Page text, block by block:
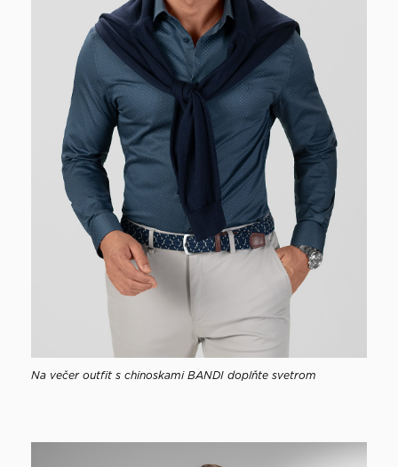
Na večer outfit s chinoskami BANDI doplňte svetrom